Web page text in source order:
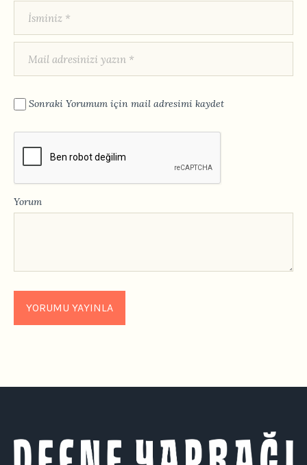
Sonraki Yorumum için mail adresimi kaydet
Yorum